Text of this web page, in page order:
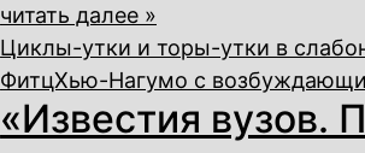
читать далее »
Циклы-утки и торы-утки в
ФитцХью-Нагумо с
«Известия